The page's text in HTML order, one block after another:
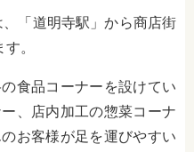
、「道明寺駅」から商店街
。
食品コーナーを設けてい
、店内加工の惣菜コーナ
お客様が足を運びやすい